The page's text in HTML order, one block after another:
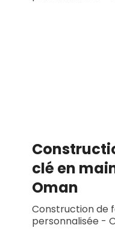
clé en
Oman
Construction de
personnalisée -